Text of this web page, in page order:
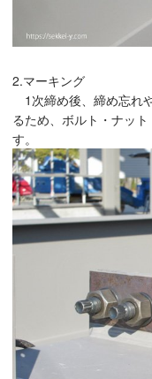
2.マーキング
1次締め後、締め忘れ
るため、ボルト・ナッ
す。